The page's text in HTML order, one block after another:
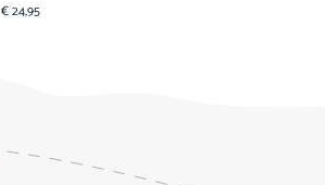
€24,95